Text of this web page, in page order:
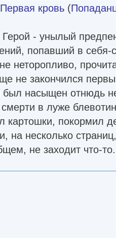
Первая кровь (
- унылый
попавший в себя-
неторопливо,
не закончился
насыщен отнюдь
смерти в луже
картошки, покормил
на несколько
не заходит что-